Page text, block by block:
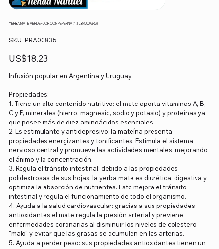
YERBA MATE VERDEFLOR CON PEPERINA (1,1 LB/500 GRS)
SKU: SKU
PRA00835
PRA00835
Precio
US$18.23
Infusión popular en Argentina y Uruguay
Propiedades:
1. Tiene un alto contenido nutritivo: el mate aporta vitaminas A, B,
C y E, minerales (hierro, magnesio, sodio y potasio) y proteínas ya
que posee más de diez aminoácidos esenciales.
2. Es estimulante y antidepresivo: la mateína presenta
propiedades energizantes y tonificantes. Estimula el sistema
nervioso central y promueve las actividades mentales, mejorando
el ánimo y la concentración.
3. Regula el tránsito intestinal: debido a las propiedades
polidextrosas de sus hojas, la yerba mate es diurética, digestiva y
optimiza la absorción de nutrientes. Esto mejora el tránsito
intestinal y regula el funcionamiento de todo el organismo.
4. Ayuda a la salud cardiovascular: gracias a sus propiedades
antioxidantes el mate regula la presión arterial y previene
enfermedades coronarias al disminuir los niveles de colesterol
"malo" y evitar que las grasas se acumulen en las arterias.
5. Ayuda a perder peso: sus propiedades antioxidantes tienen un